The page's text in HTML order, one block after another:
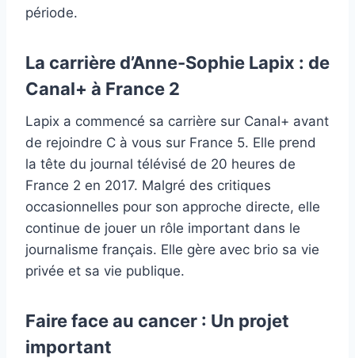
période.
La carrière d’Anne-Sophie Lapix : de
Canal+ à France 2
Lapix a commencé sa carrière sur Canal+ avant
de rejoindre C à vous sur France 5. Elle prend
la tête du journal télévisé de 20 heures de
France 2 en 2017. Malgré des critiques
occasionnelles pour son approche directe, elle
continue de jouer un rôle important dans le
journalisme français. Elle gère avec brio sa vie
privée et sa vie publique.
Faire face au cancer : Un projet
important